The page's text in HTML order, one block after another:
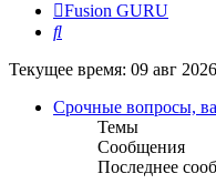
Fusion GURU
Поиск
Текущее время: 09 авг
Срочные вопросы,
Темы
Сообщения
Последнее